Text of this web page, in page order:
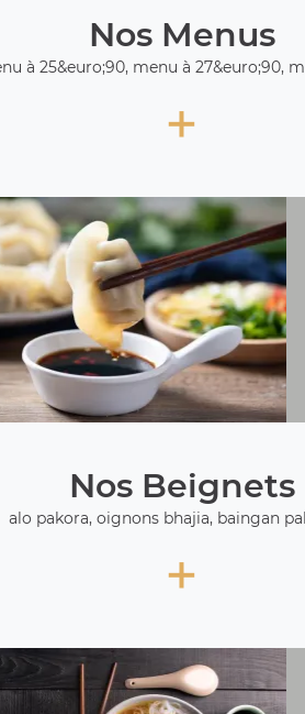
Nos Menus
à 25&euro;90, menu à 27&euro;90,
+
Nos Beignets
alo pakora, oignons bhajia, baingan
+